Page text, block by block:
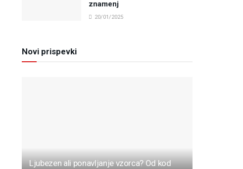
znamenj
20/01/2025
Novi prispevki
Ljubezen ali ponavljanje vzorca? Od kod